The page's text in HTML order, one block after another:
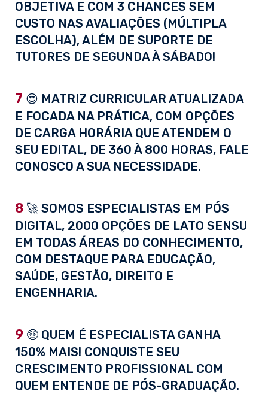
OBJETIVA E COM 3 CHANCES SEM
CUSTO NAS AVALIAÇÕES (MÚLTIPLA
ESCOLHA), ALÉM DE SUPORTE DE
TUTORES DE SEGUNDA À SÁBADO!
7 😍 MATRIZ CURRICULAR ATUALIZADA
E FOCADA NA PRÁTICA, COM OPÇÕES
DE CARGA HORÁRIA QUE ATENDEM O
SEU EDITAL, DE 360 À 800 HORAS, FALE
CONOSCO A SUA NECESSIDADE.
8 🚀 SOMOS ESPECIALISTAS EM PÓS
DIGITAL, 2000 OPÇÕES DE LATO SENSU
EM TODAS ÁREAS DO CONHECIMENTO,
COM DESTAQUE PARA EDUCAÇÃO,
SAÚDE, GESTÃO, DIREITO E
ENGENHARIA.
9 🤑 QUEM É ESPECIALISTA GANHA
150% MAIS! CONQUISTE SEU
CRESCIMENTO PROFISSIONAL COM
QUEM ENTENDE DE PÓS-GRADUAÇÃO.